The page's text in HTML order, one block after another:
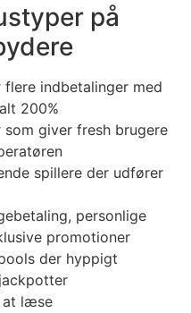
på
indbetalinger med
200%
giver fresh brugere
spillere der udfører
personlige
promotioner
der hyppigt
at læse